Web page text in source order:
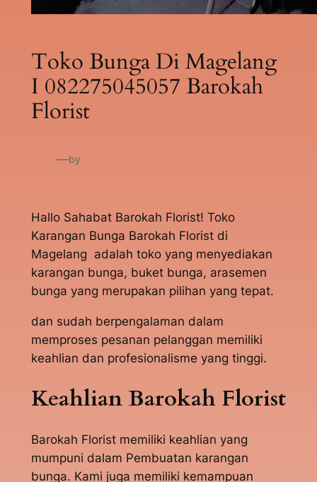
Toko Bunga Di Magelang
I 082275045057 Barokah
Florist
—by
Hallo Sahabat Barokah Florist! Toko
Karangan Bunga Barokah Florist di
Magelang adalah toko yang menyediakan
karangan bunga, buket bunga, arasemen
bunga yang merupakan pilihan yang tepat.
dan sudah berpengalaman dalam
memproses pesanan pelanggan memiliki
keahlian dan profesionalisme yang tinggi.
Keahlian Barokah Florist
Barokah Florist memiliki keahlian yang
mumpuni dalam Pembuatan karangan
bunga. Kami juga memiliki kemampuan